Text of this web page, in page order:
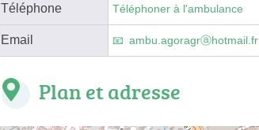
Téléphone Téléphoner à l'ambulance
Email ambu.agoragrⓐhotmail.fr
Plan et adresse